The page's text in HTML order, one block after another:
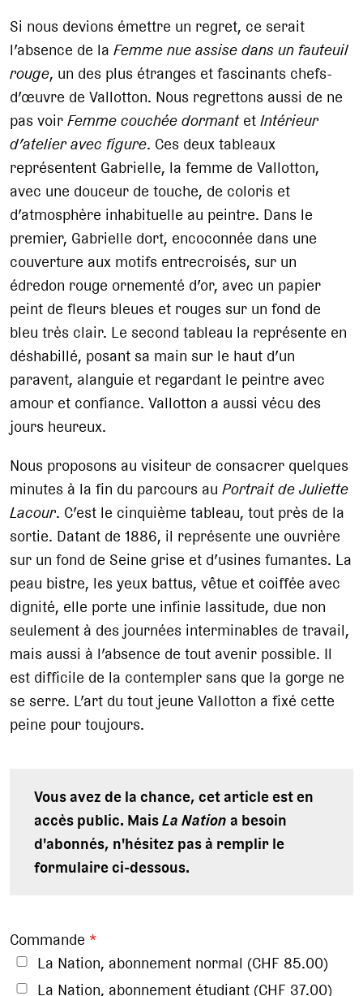
Si nous devions émettre un regret, ce serait
l’absence de laFemme nue assise dans un fauteuil
rouge, un des plus étranges et fascinants chefs-
d’œuvre de Vallotton. Nous regrettons aussi de ne
pas voirFemme couchée dormantetIntérieur
d’atelier avec figure. Ces deux tableaux
représentent Gabrielle, la femme de Vallotton,
avec une douceur de touche, de coloris et
d’atmosphère inhabituelle au peintre. Dans le
premier, Gabrielle dort, encoconnée dans une
couverture aux motifs entrecroisés, sur un
édredon rouge ornementé d’or, avec un papier
peint de fleurs bleues et rouges sur un fond de
bleu très clair. Le second tableau la représente en
déshabillé, posant sa main sur le haut d’un
paravent, alanguie et regardant le peintre avec
amour et confiance. Vallotton a aussi vécu des
jours heureux.
Nous proposons au visiteur de consacrer quelques
minutes à la fin du parcours auPortrait de Juliette
Lacour. C’est le cinquième tableau, tout près de la
sortie. Datant de 1886, il représente une ouvrière
sur un fond de Seine grise et d’usines fumantes. La
peau bistre, les yeux battus, vêtue et coiffée avec
dignité, elle porte une infinie lassitude, due non
seulement à des journées interminables de travail,
mais aussi à l’absence de tout avenir possible. Il
est difficile de la contempler sans que la gorge ne
se serre. L’art du tout jeune Vallotton a fixé cette
peine pour toujours.
Vous avez de la chance, cet article est en
accès public. MaisLa Nationa besoin
d'abonnés, n'hésitez pas à remplir le
formulaire ci-dessous.
Commande *
La Nation, abonnement normal (CHF 85.00)
La Nation, abonnement étudiant (CHF 37.00)